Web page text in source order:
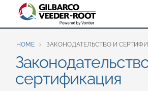
North America
United States
Canada
Latin America
Español English
Поиск
HOME ЗАКОНОДАТЕЛЬСТВО И
сертификация